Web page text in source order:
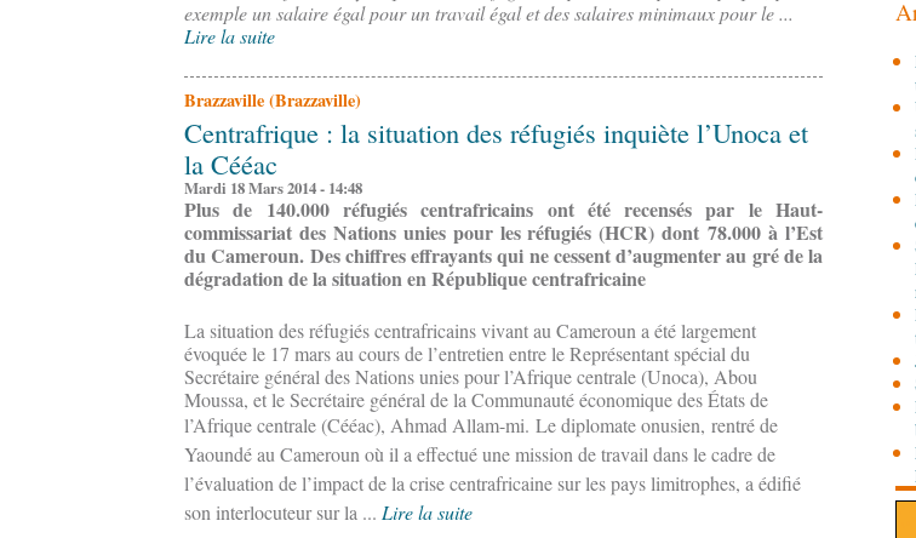
exemple un salaire égal pour un travail égal et des salaires minimaux pour le ...
Lire la suite
Brazzaville (Brazzaville)
Centrafrique : la situation des réfugiés inquiète l’Unoca et
la Cééac
Mardi 18 Mars 2014 - 14:48
Plus de 140.000 réfugiés centrafricains ont été recensés par le Haut-
commissariat des Nations unies pour les réfugiés (HCR) dont 78.000 à l’Est
du Cameroun. Des chiffres effrayants qui ne cessent d’augmenter au gré de la
dégradation de la situation en République centrafricaine
La situation des réfugiés centrafricains vivant au Cameroun a été largement
évoquée le 17 mars au cours de l’entretien entre le Représentant spécial du
Secrétaire général des Nations unies pour l’Afrique centrale (Unoca), Abou
Moussa, et le Secrétaire général de la Communauté économique des États de
l’Afrique centrale (Cééac), Ahmad Allam-mi. Le diplomate onusien, rentré de
Yaoundé au Cameroun où il a effectué une mission de travail dans le cadre de
l’évaluation de l’impact de la crise centrafricaine sur les pays limitrophes, a édifié
son interlocuteur sur la ... Lire la suite